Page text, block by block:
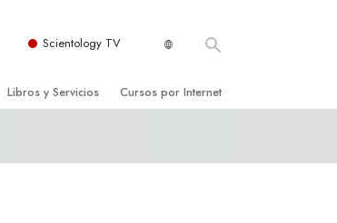
Scientology TV
Libros y Servicios Cursos por Internet